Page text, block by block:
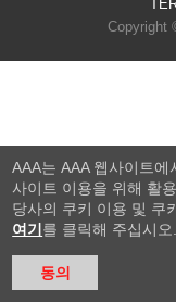
Copyright
AAA는 AAA 웹사이트
사이트 이용을 위해 활
당사의 쿠키 이용 및 쿠
여기 를 클릭해 주십시오.
동의